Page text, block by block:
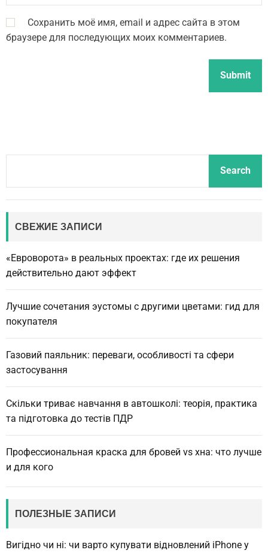
Сохранить моё имя, email и адрес сайта в этом
браузере для последующих моих комментариев.
a
Search
СВЕЖИЕ ЗАПИСИ
«Евроворота» в реальных проектах: где их решения
действительно дают эффект
Лучшие сочетания эустомы с другими цветами: гид для
покупателя
Газовий паяльник: переваги, особливості та сфери
застосування
Скільки триває навчання в автошколі: теорія, практика
та підготовка до тестів ПДР
Профессиональная краска для бровей vs хна: что лучше
и для кого
ПОЛЕЗНЫЕ ЗАПИСИ
Вигідно чи ні: чи варто купувати відновлений iPhone у